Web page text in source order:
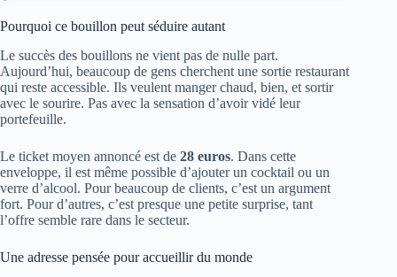
Pourquoi ce bouillon peut séduire autant
Le succès des bouillons ne vient pas de nulle part.
Aujourd’hui, beaucoup de gens cherchent une sortie restaurant
qui reste accessible. Ils veulent manger chaud, bien, et sortir
avec le sourire. Pas avec la sensation d’avoir vidé leur
portefeuille.
Le ticket moyen annoncé est de 28 euros. Dans cette
enveloppe, il est même possible d’ajouter un cocktail ou un
verre d’alcool. Pour beaucoup de clients, c’est un argument
fort. Pour d’autres, c’est presque une petite surprise, tant
l’offre semble rare dans le secteur.
Une adresse pensée pour accueillir du monde